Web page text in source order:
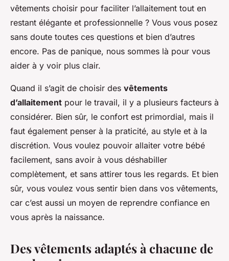
vêtements choisir pour faciliter l’allaitement tout en
restant élégante et professionnelle ? Vous vous posez
sans doute toutes ces questions et bien d’autres
encore. Pas de panique, nous sommes là pour vous
aider à y voir plus clair.
Quand il s’agit de choisir des vêtements
d’allaitement pour le travail, il y a plusieurs facteurs à
considérer. Bien sûr, le confort est primordial, mais il
faut également penser à la praticité, au style et à la
discrétion. Vous voulez pouvoir allaiter votre bébé
facilement, sans avoir à vous déshabiller
complètement, et sans attirer tous les regards. Et bien
sûr, vous voulez vous sentir bien dans vos vêtements,
car c’est aussi un moyen de reprendre confiance en
vous après la naissance.
Des vêtements adaptés à chacune de